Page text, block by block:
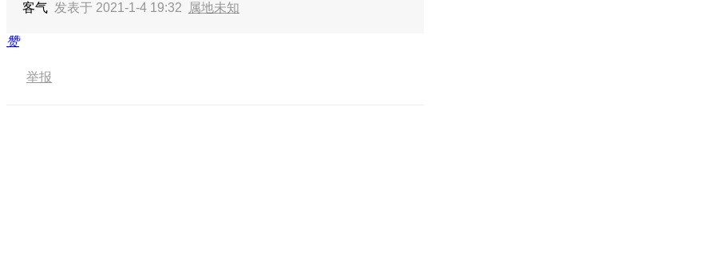
客气 发表于 2021-1-4 19:32 属地未知
赞
举报